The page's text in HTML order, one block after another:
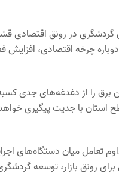
گردشگری در رونق
چرخه اقتصادی،
را از دغدغه‌های جدی
با جدیت پیگیری خواهد
تعامل میان
رونق بازار، توسعه